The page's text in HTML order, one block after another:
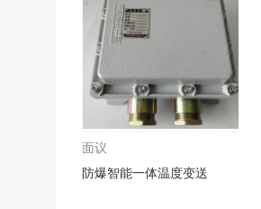
面议
防爆智能一体温度变送